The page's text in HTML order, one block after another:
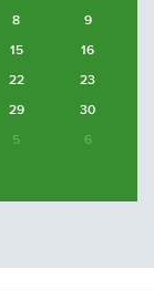
8
9
15
16
22
23
29
30
5 6